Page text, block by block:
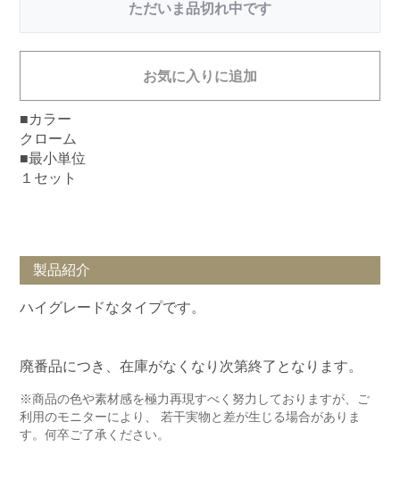
ただいま品切れ中です
お気に入りに追加
■カラー
クローム
■最小単位
１セット
製品紹介
ハイグレードなタイプです。
廃番品につき、在庫がなくなり次第終了となります。
※商品の色や素材感を極力再現すべく努力しておりますが、ご
利用のモニターにより、 若干実物と差が生じる場合がありま
す。何卒ご了承ください。